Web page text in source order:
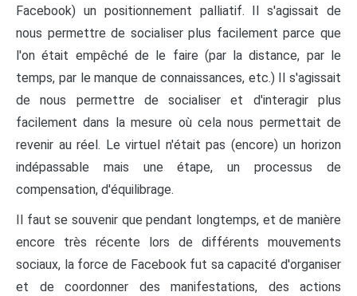
Facebook) un positionnement palliatif. Il s'agissait de
nous permettre de socialiser plus facilement parce que
l'on était empêché de le faire (par la distance, par le
temps, par le manque de connaissances, etc.) Il s'agissait
de nous permettre de socialiser et d'interagir plus
facilement dans la mesure où cela nous permettait de
revenir au réel. Le virtuel n'était pas (encore) un horizon
indépassable mais une étape, un processus de
compensation, d'équilibrage.
Il faut se souvenir que pendant longtemps, et de manière
encore très récente lors de différents mouvements
sociaux, la force de Facebook fut sa capacité d'organiser
et de coordonner des manifestations, des actions